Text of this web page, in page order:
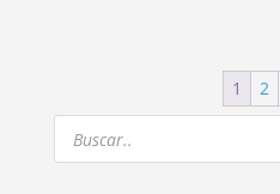
1 2
Products
search